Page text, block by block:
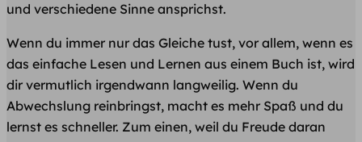
und verschiedene Sinne ansprichst.
Wenn du immer nur das Gleiche tust, vor allem, wenn es
das einfache Lesen und Lernen aus einem Buch ist, wird
dir vermutlich irgendwann langweilig. Wenn du
Abwechslung reinbringst, macht es mehr Spaß und du
lernst es schneller. Zum einen, weil du Freude daran